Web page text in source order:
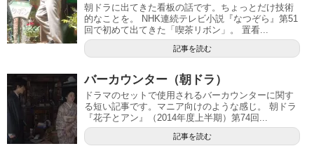
朝ドラに出てきた看板の話です。ちょっとだけ技術
的なことを。 NHK連続テレビ小説『なつぞら』第51
回で初めて出てきた「喫茶リボン」。 置看...
記事を読む
バーカウンター（朝ドラ）
ドラマのセットで使用されるバーカウンターに関す
る短い記事です。マニア向けのような感じ。 朝ドラ
『花子とアン』（2014年度上半期）第74回...
記事を読む